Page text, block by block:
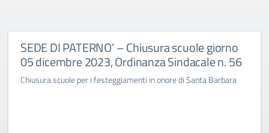
SEDE DI PATERNO’ – Chiusura scuole giorno
05 dicembre 2023, Ordinanza Sindacale n. 56
Chiusura scuole per i festeggiamenti in onore di Santa Barbara